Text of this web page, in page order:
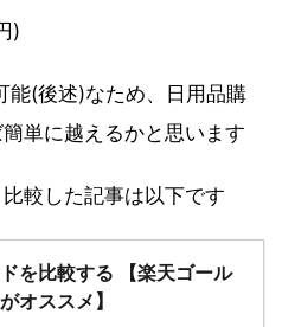
)
能(後述)なため、日用品購
単に越えるかと思います
較した記事は以下です
を比較する 【楽天ゴール
オススメ】